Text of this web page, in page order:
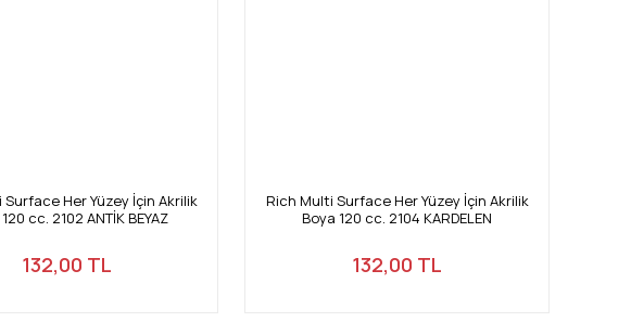
Her Yüzey İçin Akrilik
cc. 2102 ANTİK BEYAZ
132,00 TL
Rich Multi Surface Her Yüzey İçin Akrilik
Boya 120 cc. 2104 KARDELEN
132,00 TL